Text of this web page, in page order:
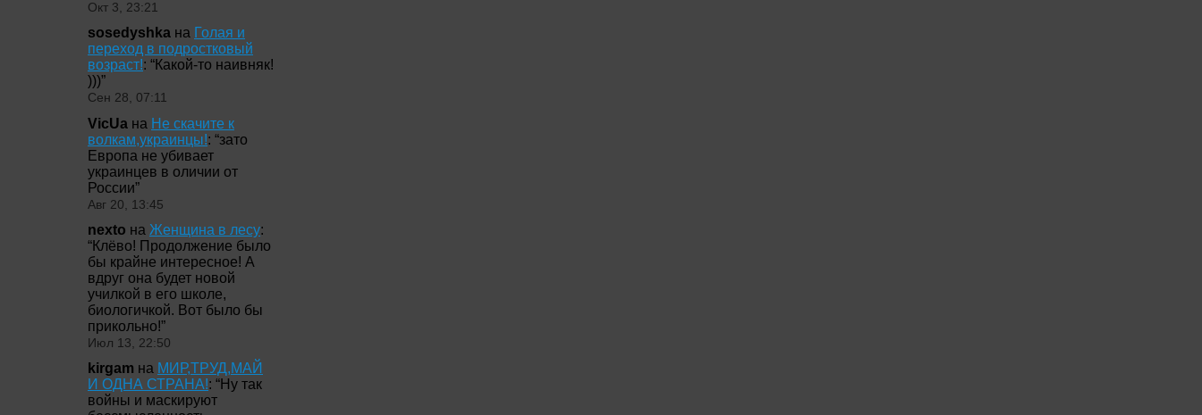
Окт 3, 23:21
sosedyshka на Голая и
переход в подростковый
возраст!: “Какой-то наивняк!
)))”
Сен 28, 07:11
VicUa на Не скачите к
волкам,украинцы!: “зато
Европа не убивает
украинцев в оличии от
России”
Авг 20, 13:45
nexto на Женщина в лесу:
“Клёво! Продолжение было
бы крайне интересное! А
вдруг она будет новой
училкой в его школе,
биологичкой. Вот было бы
прикольно!”
Июл 13, 22:50
kirgam на МИР,ТРУД,МАЙ
И ОДНА СТРАНА!: “Ну так
войны и маскируют